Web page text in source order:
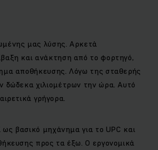
μας λύσης. Αρκετά
και ανάκτηση από το φορτηγό,
αποθήκευσης. Λόγω της σταθερής
χιλιομέτρων την ώρα. Αυτό
γρήγορα.
βασικό μηχάνημα για το UPC και
προς τα έξω. Ο εργονομικά